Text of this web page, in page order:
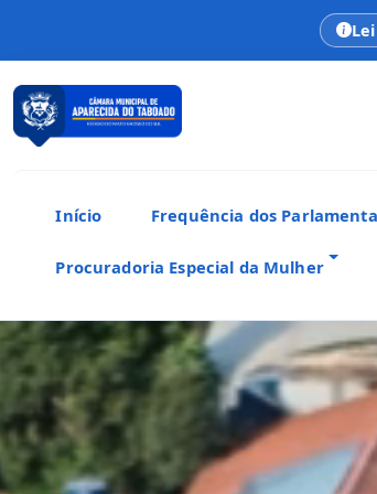
Início Frequência dos
Procuradoria Especial da Mulher
CÂMARA MUNICIPAL
Aparecida do